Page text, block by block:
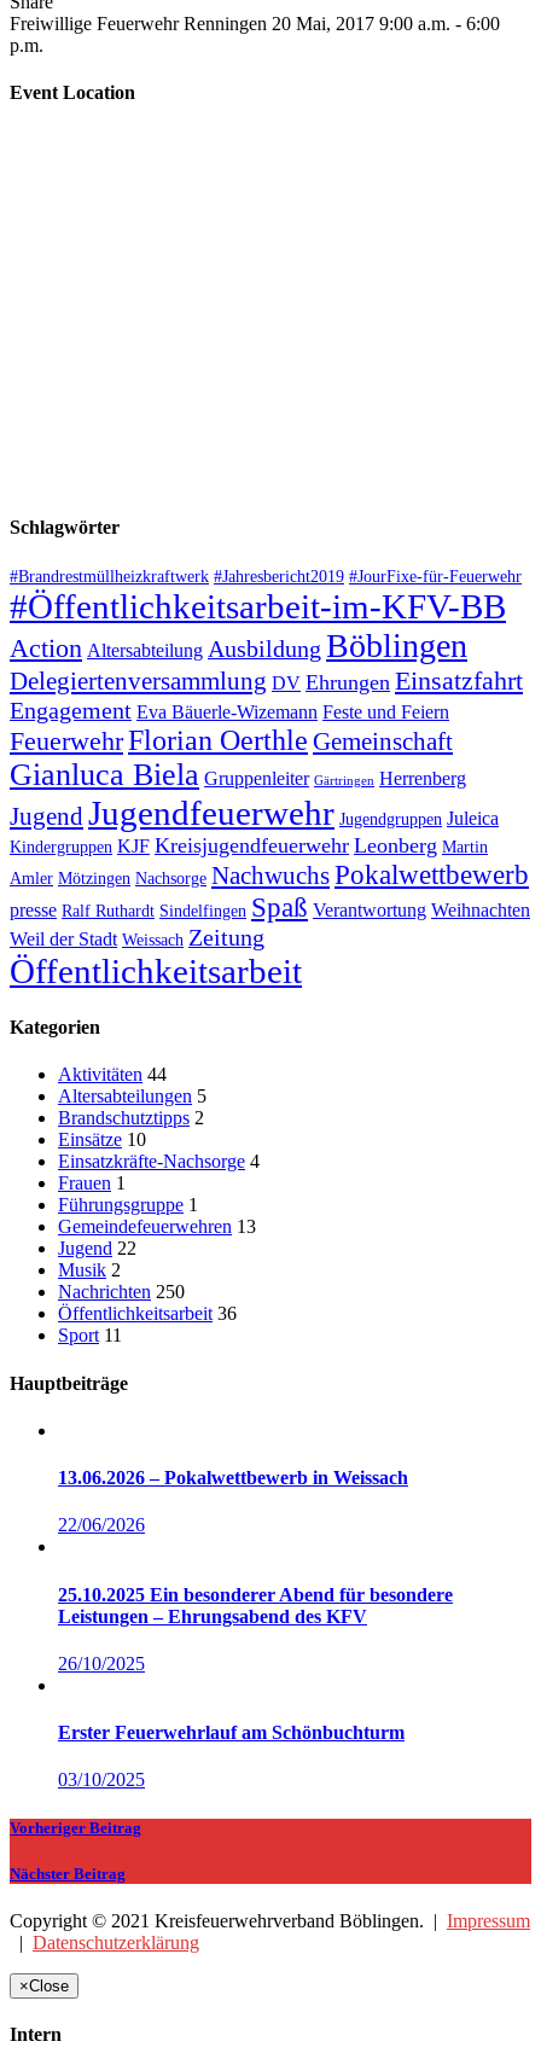
Freiwillige Feuerwehr Renningen 20 Mai, 2017 9:00 a.m. - 6:00
p.m.
Event Location
Schlagwörter
#Brandrestmüllheizkraftwerk #Jahresbericht2019 #JourFixe-für-Feuerwehr
#Öffentlichkeitsarbeit-im-KFV-BB
Action Altersabteilung Ausbildung Böblingen
Delegiertenversammlung DV Ehrungen Einsatzfahrt
Engagement Eva Bäuerle-Wizemann Feste und Feiern
FeuerwehrFlorian Oerthle Gemeinschaft
Gianluca Biela Gruppenleiter Gärtringen Herrenberg
Jugend Jugendfeuerwehr Jugendgruppen Juleica
Kindergruppen KJF Kreisjugendfeuerwehr Leonberg Martin
Amler Mötzingen Nachsorge NachwuchsPokalwettbewerb
presse Ralf Ruthardt Sindelfingen Spaß Verantwortung Weihnachten
Weil der Stadt Weissach Zeitung
Öffentlichkeitsarbeit
Kategorien
Aktivitäten 44
Altersabteilungen 5
Brandschutztipps 2
Einsätze 10
Einsatzkräfte-Nachsorge 4
Frauen 1
Führungsgruppe 1
Gemeindefeuerwehren 13
Jugend 22
Musik 2
Nachrichten 250
Öffentlichkeitsarbeit 36
Sport 11
Hauptbeiträge
13.06.2026 – Pokalwettbewerb in Weissach
22/06/2026
25.10.2025 Ein besonderer Abend für besondere
Leistungen – Ehrungsabend des KFV
26/10/2025
Erster Feuerwehrlauf am Schönbuchturm
03/10/2025
Vorheriger Beitrag
Nächster Beitrag
Copyright © 2021 Kreisfeuerwehrverband Böblingen. | Impressum
| Datenschutzerklärung
×Close
Intern